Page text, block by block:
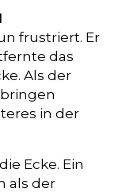
frustriert. Er
das
Als der
in der
Ecke. Ein
als der